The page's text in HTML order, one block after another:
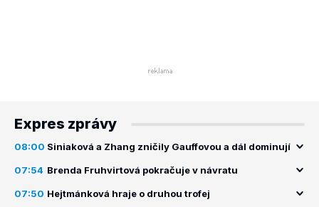
Expres zprávy
08:00 Siniaková a Zhang zničily Gauffovou a dál dominují
07:54 Brenda Fruhvirtová pokračuje v návratu
07:50 Hejtmánková hraje o druhou trofej